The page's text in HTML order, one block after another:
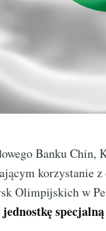
Banku Chin,
korzystanie
Olimpijskich w
jednostkę